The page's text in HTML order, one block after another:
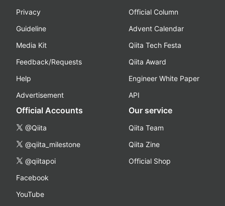
Privacy
Guideline
Media Kit
Feedback/Requests
Help
Advertisement
Official Column
Advent Calendar
Qiita Tech Festa
Qiita Award
Engineer White Paper
API
Official Accounts
@Qiita
@qiita_milestone
@qiitapoi
Facebook
YouTube
Our service
Qiita Team
Qiita Zine
Official Shop